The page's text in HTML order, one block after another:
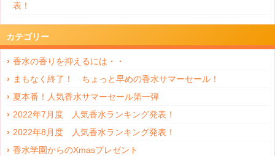
表！
カテゴリー
香水の香りを抑えるには・・
まもなく終了！ ちょっと早めの香水サマーセール！
夏本番！人気香水サマーセール第一弾
2022年7月度 人気香水ランキング発表！
2022年8月度 人気香水ランキング発表！
香水学園からのXmasプレゼント